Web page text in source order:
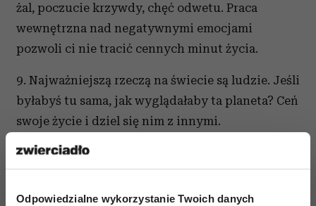
Odpowiedzialne wykorzystanie Twoich danych
żal, poczucie krzywdy, chęć odwetu. Praca
wewnętrzna nad negatywnymi emocjami
pozwoli ci nie tracić cennych minut życia.
9. Najważniejszą rzeczą na świecie są ludzie. Jeśli
byłabyś tu sama, jak wyglądałaby ta planeta? Ceń
swoje życie i dziel się nim z innymi.
10. Najważniejszą rzeczą w życiu jest poczucie,
że żyje się najlepiej, jak się potrafi.